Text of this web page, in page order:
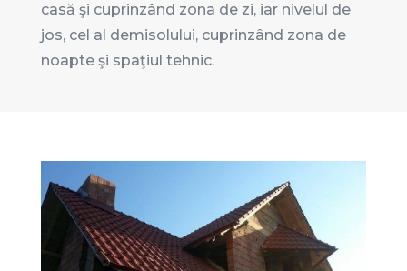
casă şi cuprinzând zona de zi, iar nivelul de
jos, cel al demisolului, cuprinzând zona de
noapte şi spaţiul tehnic.